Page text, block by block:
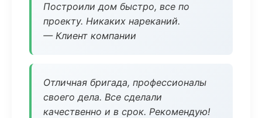
Построили дом быстро, все по
проекту. Никаких нареканий.
— Клиент компании
Отличная бригада, профессионалы
своего дела. Все сделали
качественно и в срок. Рекомендую!